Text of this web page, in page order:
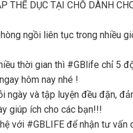
THỂ DỤC TẠI CHỖ DÀNH
ngồi liên tục trong nhiều
thời gian thì #GBlife chỉ 5
hôm nay nhé !
ngày và tập luyện đều đặn,
giúp ích cho các bạn!!!
với #GBLIFE để nhận tư vấn